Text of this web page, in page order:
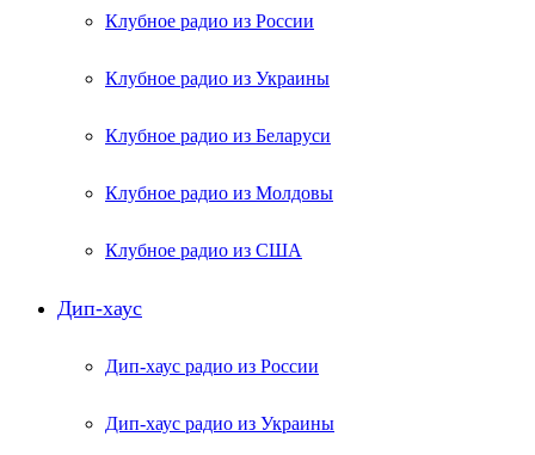
Клубное радио из России
Клубное радио из Украины
Клубное радио из Беларуси
Клубное радио из Молдовы
Клубное радио из США
Дип-хаус
Дип-хаус радио из России
Дип-хаус радио из Украины